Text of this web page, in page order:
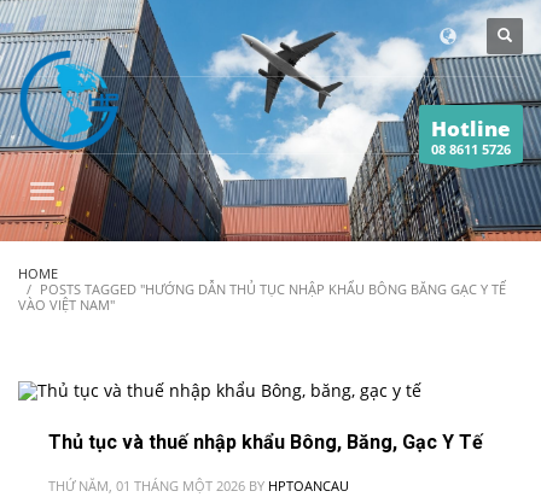
Hotline
08 8611 5726
HOME
POSTS TAGGED "HƯỚNG DẪN THỦ TỤC NHẬP KHẨU BÔNG BĂNG GẠC Y TẾ
VÀO VIỆT NAM"
Thủ tục và thuế nhập khẩu Bông, Băng, Gạc Y Tế
THỨ NĂM, 01 THÁNG MỘT 2026 BY HPTOANCAU